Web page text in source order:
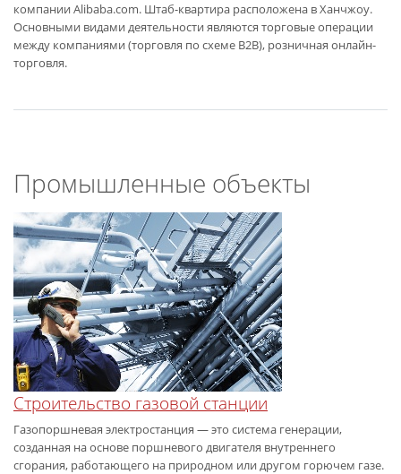
компании Alibaba.com. Штаб-квартира расположена в Ханчжоу.
Основными видами деятельности являются торговые операции
между компаниями (торговля по схеме B2B), розничная онлайн-
торговля.
Промышленные объекты
Строительство газовой станции
Газопоршневая электростанция — это система генерации,
созданная на основе поршневого двигателя внутреннего
сгорания, работающего на природном или другом горючем газе.